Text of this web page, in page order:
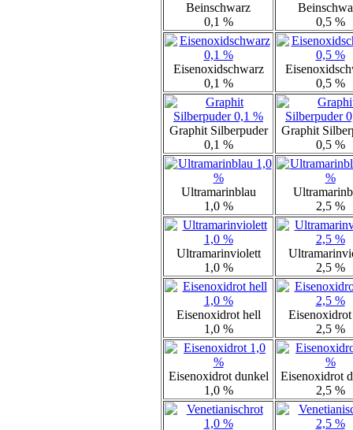
Beinschwarz
0,1 %
0,5 %
Eisenoxidschwarz
0,1 %
0,5 %
Graphit Silberpuder
0,1 %
Graphit
0,5 %
Ultramarinblau
1,0 %
2,5 %
Ultramarinviolett
1,0 %
2,5 %
Eisenoxidrot hell
1,0 %
2,5 %
Eisenoxidrot dunkel
1,0 %
Eisenoxidrot
2,5 %